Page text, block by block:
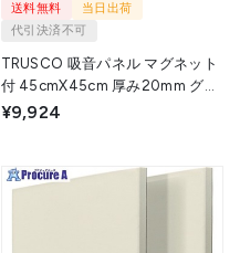
送料無料
当日出荷
代引決済不可
TRUSCO 吸音パネル マグネット
付 45cmX45cm 厚み20mm グレ
¥9,924